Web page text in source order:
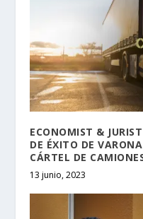
ECONOMIST &
DE ÉXITO DE
CÁRTEL DE
13 junio, 2023